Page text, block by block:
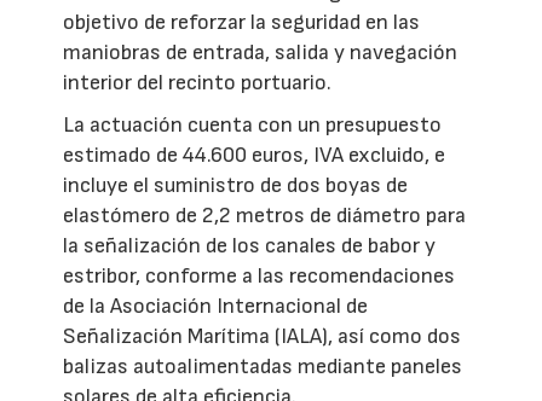
objetivo de reforzar la seguridad en las
maniobras de entrada, salida y navegación
interior del recinto portuario.
La actuación cuenta con un presupuesto
estimado de 44.600 euros, IVA excluido, e
incluye el suministro de dos boyas de
elastómero de 2,2 metros de diámetro para
la señalización de los canales de babor y
estribor, conforme a las recomendaciones
de la Asociación Internacional de
Señalización Marítima (IALA), así como dos
balizas autoalimentadas mediante paneles